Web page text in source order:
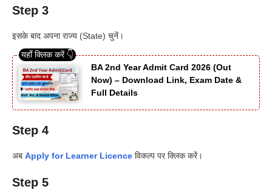
Step 3
इसके बाद अपना राज्य (State) चुनें।
BA 2nd Year Admit Card 2026 (Out
Now) – Download Link, Exam Date &
Full Details
Step 4
अब Apply for Learner Licence विकल्प पर क्लिक करें।
Step 5